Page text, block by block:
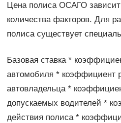
Цена полиса ОСАГО
количества факторов. Для
полиса существует
Базовая ставка *
автомобиля * коэффициент
автовладельца *
допускаемых водителей *
действия полиса *